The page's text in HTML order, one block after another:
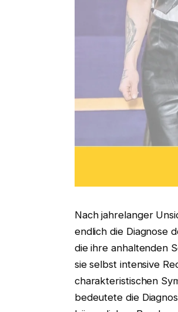
Nach jahrelanger
endlich die Diagnose
die ihre anhaltenden
sie selbst intensive
charakteristischen
bedeutete die